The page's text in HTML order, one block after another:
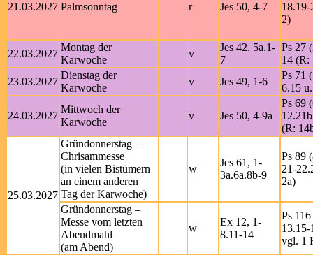
21.03.2027 Palmsonntag r Jes 50, 4-7
2)
22.03.2027
Montag der
Karwoche
v
Jes 42, 5a.1-
7
Ps 27
14 (R:
23.03.2027
Dienstag der
Karwoche
v Jes 49, 1-6
Ps 71
6.15
24.03.2027
Mittwoch der
Karwoche
v Jes 50, 4-9a
Ps 69
(R:
25.03.2027
Gründonnerstag –
Chrisammesse
(in vielen Bistümern
an einem anderen
Tag der Karwoche)
w
Jes 61, 1-
3a.6a.8b-9
Ps 89
21-
2a)
Gründonnerstag –
Messe vom letzten
Abendmahl
(am Abend)
w
Ex 12, 1-
8.11-14
Ps
vgl. 1